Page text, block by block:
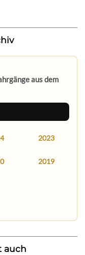
aus dem
2023
2019
auch